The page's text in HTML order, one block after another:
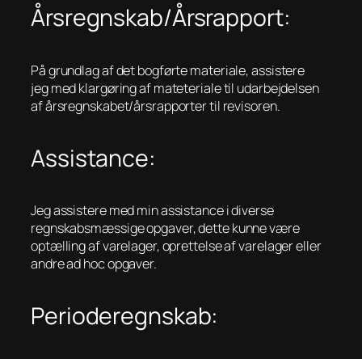
Årsregnskab/Årsrapport:
På grundlag af det bogførte materiale, assistere
jeg med klargøring af mateteriale til udarbejdelsen
af årsregnskabet/årsrapporter til revisoren.
Assistance:
Jeg assistere med min assistance i diverse
regnskabsmæssige opgaver, dette kunne være
optælling af varelager, oprettelse af varelager eller
andre ad hoc opgaver.
Perioderegnskab: